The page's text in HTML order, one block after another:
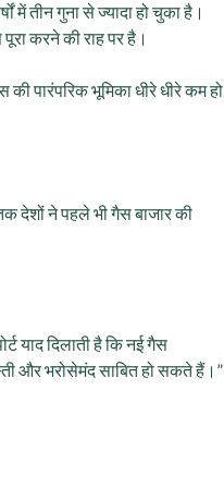
में तीन गुना से ज्यादा हो चुका है।
करने की राह पर है।
पारंपरिक भूमिका धीरे धीरे कम हो
देशों ने पहले भी गैस बाजार की
याद दिलाती है कि नई गैस
और भरोसेमंद साबित हो सकते हैं।”